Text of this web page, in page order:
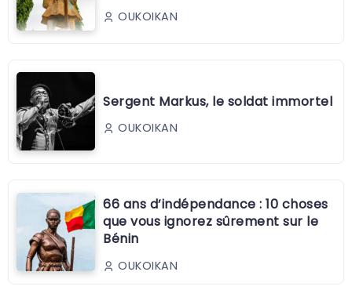
OUKOIKAN
Sergent Markus, le soldat immortel
OUKOIKAN
66 ans d’indépendance : 10 choses
que vous ignorez sûrement sur le
Bénin
OUKOIKAN